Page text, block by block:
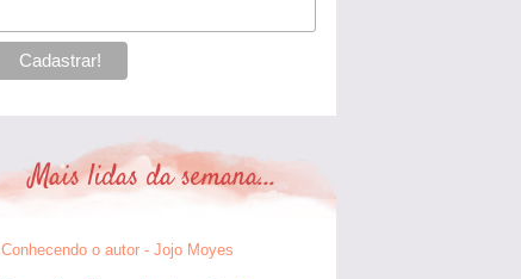
Mais lidas da semana...
Conhecendo o autor - Jojo Moyes